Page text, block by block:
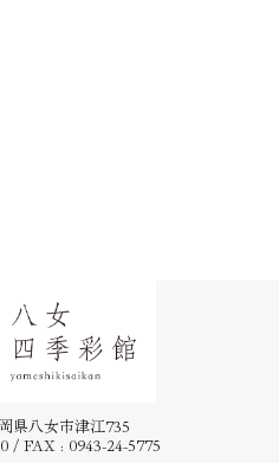
県八女市津江735
/ FAX : 0943-24-5775